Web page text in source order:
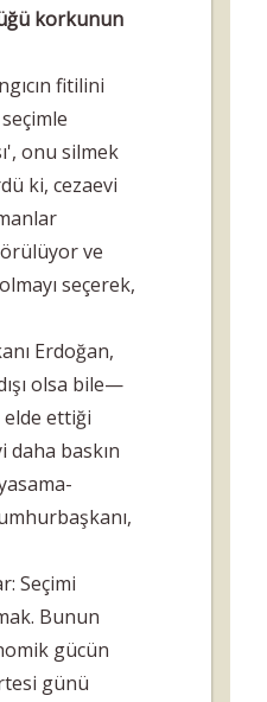
korkunun
fitilini
onu silmek
ki, cezaevi
ve
seçerek,
Erdoğan,
olsa bile—
ettiği
daha baskın
Seçimi
Bunun
gücün
günü